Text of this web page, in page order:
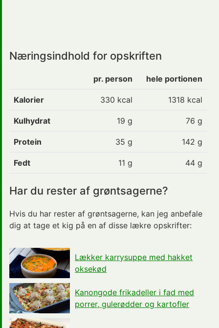
Næringsindhold for opskriften
pr. person hele portionen
Kalorier 330 kcal 1318 kcal
Kulhydrat 19 g 76 g
Protein 35 g 142 g
Fedt 11 g 44 g
Har du rester af grøntsagerne?
Hvis du har rester af grøntsagerne, kan jeg anbefale
dig at tage et kig på en af disse lækre opskrifter:
Lækker karrysuppe med hakket
oksekød
Kanongode frikadeller i fad med
porrer, gulerødder og kartofler